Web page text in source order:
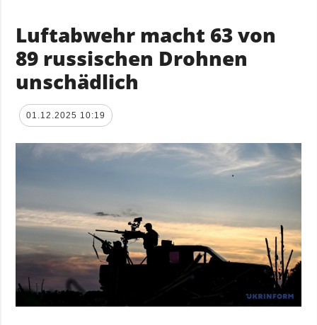
Luftabwehr macht 63 von
89 russischen Drohnen
unschädlich
01.12.2025 10:19